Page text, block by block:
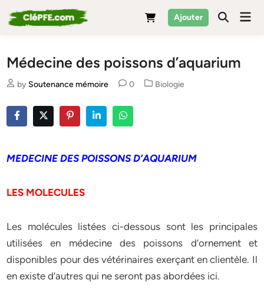
to
Ajouter
Médecine des poissons d’aquarium
by Soutenance mémoire 0
Posted
Biologie
MEDECINE DES POISSONS D’AQUARIUM
LES MOLECULES
Les molécules listées ci-dessous sont les principales
utilisées en médecine des poissons d’ornement et
disponibles pour des vétérinaires exerçant en clientèle. Il
en existe d’autres qui ne seront pas abordées ici.